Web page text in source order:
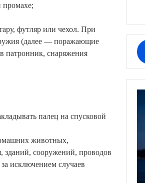
промахе;
футляр или чехол. При
(далее — поражающие
патронник, снаряжения
палец на спусковой
животных,
зданий, сооружений, проводов
исключением случаев